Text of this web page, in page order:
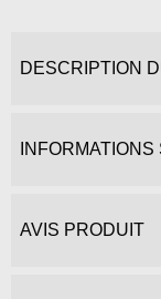
DESCRIPTION
AVIS PRODUIT